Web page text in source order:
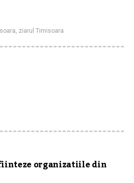
, ziarul Timisoara
organizatiile din